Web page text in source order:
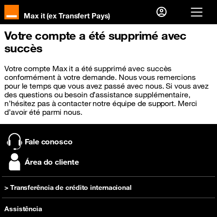
Max it (ex Transfert Pays)
Já sou cliente, então
Primeira visita?
Crie sua conta
Votre compte a été supprimé avec
succès
Votre compte Max it a été supprimé avec succès
conformément à votre demande. Nous vous remercions
pour le temps que vous avez passé avec nous. Si vous avez
des questions ou besoin d’assistance supplémentaire,
n’hésitez pas à contacter notre équipe de support. Merci
d’avoir été parmi nous.
> Transferência de crédito internacional
Recarregar
Assistência
Fale conosco
Área do cliente